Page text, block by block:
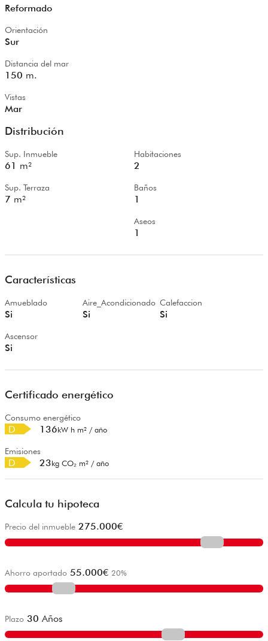
Reformado
Orientación
Sur
Distancia del mar
150 m.
Vistas
Mar
Distribución
Sup. Inmueble
61 m²
Sup. Terraza
7 m²
Habitaciones
2
Baños
1
Aseos
1
Características
Amueblado
Si
Aire_Acondicionado
Si
Calefaccion
Si
Ascensor
Si
Certificado energético
Consumo energético
D 136kW h m² / año
Emisiones
D 23kg CO₂ m² / año
Calcula tu hipoteca
Precio del inmueble 275.000€
Ahorro aportado 55.000€ 20%
Plazo 30 Años